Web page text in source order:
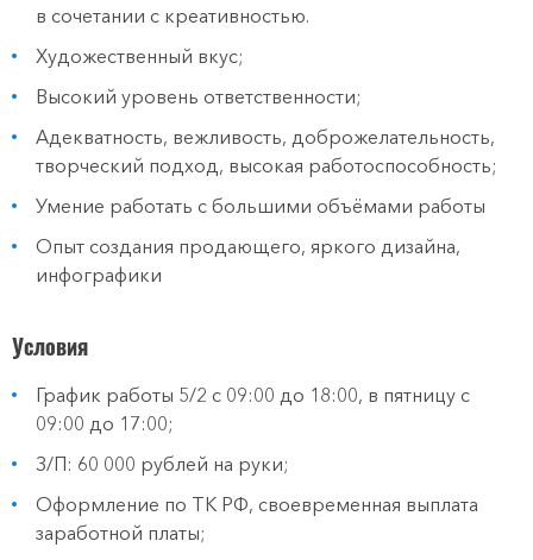
в сочетании с креативностью.
Художественный вкус;
Высокий уровень ответственности;
Адекватность, вежливость, доброжелательность,
творческий подход, высокая работоспособность;
Умение работать с большими объёмами работы
Опыт создания продающего, яркого дизайна,
инфографики
Условия
График работы 5/2 с 09:00 до 18:00, в пятницу с
09:00 до 17:00;
З/П: 60 000 рублей на руки;
Оформление по ТК РФ‚ своевременная выплата
заработной платы;